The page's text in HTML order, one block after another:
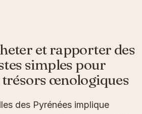
et rapporter des
simples pour
trésors œnologiques
des Pyrénées implique